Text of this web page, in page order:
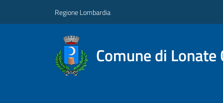
Regione Lombardia
Comune di Lonate